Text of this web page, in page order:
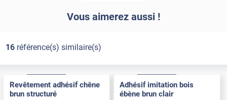
Vous aimerez aussi !
16référence(s) similaire(s)
Revêtement adhésif chêne
brun structuré
Adhésif imitation bois
ébène brun clair